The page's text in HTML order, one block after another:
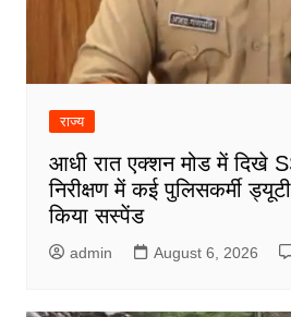
राज्य
आधी रात एक्शन मोड में दिखे
निरीक्षण में कई पुलिसकर्मी
किया सस्पेंड
admin August 6, 2026